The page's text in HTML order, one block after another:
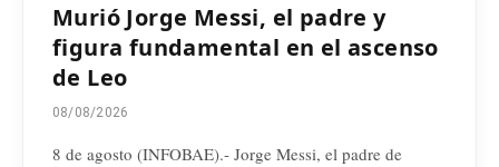
Murió Jorge Messi, el padre y
figura fundamental en el ascenso
de Leo
08/08/2026
8 de agosto (INFOBAE).- Jorge Messi, el padre de